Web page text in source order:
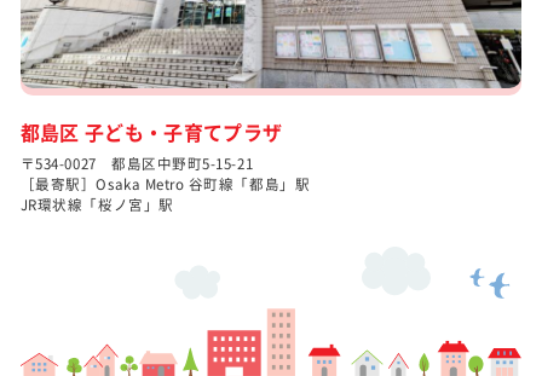
都島区 子ども・子育てプラザ
〒534-0027 都島区中野町5-15-21
［最寄駅］Osaka Metro 谷町線「都島」駅
JR環状線「桜ノ宮」駅